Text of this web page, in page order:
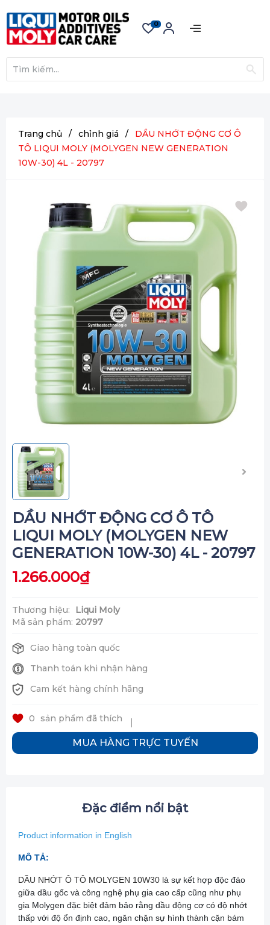
0
Trang chủ / chỉnh giá /
DẦU NHỚT ĐỘNG CƠ Ô
TÔ LIQUI MOLY (MOLYGEN NEW GENERATION
10W-30) 4L - 20797
DẦU NHỚT ĐỘNG CƠ Ô TÔ
LIQUI MOLY (MOLYGEN NEW
GENERATION 10W-30) 4L - 20797
1.266.000₫
Thương hiệu:
Liqui Moly
Mã sản phẩm: 20797
Giao hàng toàn quốc
Thanh toán khi nhận hàng
Cam kết hàng chính hãng
0 sản phẩm đã thích
MUA HÀNG TRỰC TUYẾN
Đặc điểm nổi bật
Product information in English
MÔ TẢ:
DẦU NHỚT Ô TÔ MOLYGEN 10W30 là sự kết hợp độc đáo
giữa dầu gốc và công nghệ phụ gia cao cấp cũng như phụ
gia Molygen đặc biệt đảm bảo rằng dầu động cơ có độ nhớt
thấp với độ ổn định cao, ngăn chặn sự hình thành cặn bám